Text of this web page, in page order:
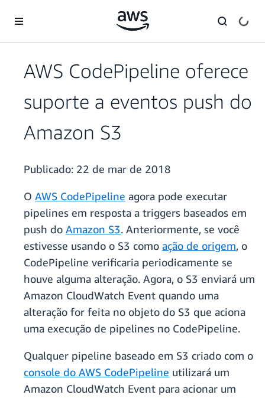
Pular para o conteúdo principal
AWS CodePipeline oferece
suporte a eventos push do
Amazon S3
Publicado: 22 de mar de 2018
O AWS CodePipeline agora pode executar
pipelines em resposta a triggers baseados em
push do Amazon S3. Anteriormente, se você
estivesse usando o S3 como ação de origem, o
CodePipeline verificaria periodicamente se
houve alguma alteração. Agora, o S3 enviará um
Amazon CloudWatch Event quando uma
alteração for feita no objeto do S3 que aciona
uma execução de pipelines no CodePipeline.
Qualquer pipeline baseado em S3 criado com o
console do AWS CodePipeline utilizará um
Amazon CloudWatch Event para acionar um